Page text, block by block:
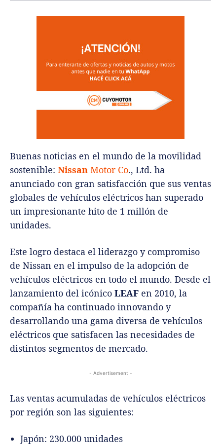
Buenas noticias en el mundo de la movilidad
sostenible: Nissan Motor Co., Ltd. ha
anunciado con gran satisfacción que sus ventas
globales de vehículos eléctricos han superado
un impresionante hito de 1 millón de
unidades.
Este logro destaca el liderazgo y compromiso
de Nissan en el impulso de la adopción de
vehículos eléctricos en todo el mundo. Desde el
lanzamiento del icónico LEAF en 2010, la
compañía ha continuado innovando y
desarrollando una gama diversa de vehículos
eléctricos que satisfacen las necesidades de
distintos segmentos de mercado.
- Advertisement -
Las ventas acumuladas de vehículos eléctricos
por región son las siguientes:
Japón: 230.000 unidades